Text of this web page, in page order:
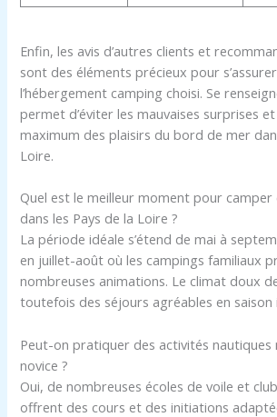
Enfin, les avis d’autres clients et
sont des éléments précieux pour
l’hébergement camping choisi. Se
permet d’éviter les mauvaises surprises
maximum des plaisirs du bord de mer
Loire.
Quel est le meilleur moment pour
dans les Pays de la Loire ?
La période idéale s’étend de mai à
en juillet-août où les campings familiaux
nombreuses animations. Le climat doux
toutefois des séjours agréables en saison
Peut-on pratiquer des activités nautiques
novice ?
Oui, de nombreuses écoles de voile et
offrent des cours et des initiations